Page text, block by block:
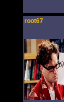
root67